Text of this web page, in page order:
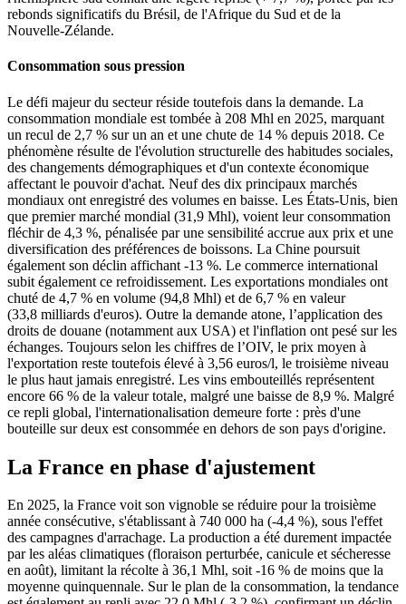
rebonds significatifs du Brésil, de l'Afrique du Sud et de la
Nouvelle-Zélande.
Consommation sous pression
Le défi majeur du secteur réside toutefois dans la demande. La
consommation mondiale est tombée à 208 Mhl en 2025, marquant
un recul de 2,7 % sur un an et une chute de 14 % depuis 2018. Ce
phénomène résulte de l'évolution structurelle des habitudes sociales,
des changements démographiques et d'un contexte économique
affectant le pouvoir d'achat. Neuf des dix principaux marchés
mondiaux ont enregistré des volumes en baisse. Les États-Unis, bien
que premier marché mondial (31,9 Mhl), voient leur consommation
fléchir de 4,3 %, pénalisée par une sensibilité accrue aux prix et une
diversification des préférences de boissons. La Chine poursuit
également son déclin affichant -13 %. Le commerce international
subit également ce refroidissement. Les exportations mondiales ont
chuté de 4,7 % en volume (94,8 Mhl) et de 6,7 % en valeur
(33,8 milliards d'euros). Outre la demande atone, l’application des
droits de douane (notamment aux USA) et l'inflation ont pesé sur les
échanges. Toujours selon les chiffres de l’OIV, le prix moyen à
l'exportation reste toutefois élevé à 3,56 euros/l, le troisième niveau
le plus haut jamais enregistré. Les vins embouteillés représentent
encore 66 % de la valeur totale, malgré une baisse de 8,9 %. Malgré
ce repli global, l'internationalisation demeure forte : près d'une
bouteille sur deux est consommée en dehors de son pays d'origine.
La France en phase d'ajustement
En 2025, la France voit son vignoble se réduire pour la troisième
année consécutive, s'établissant à 740 000 ha (-4,4 %), sous l'effet
des campagnes d'arrachage. La production a été durement impactée
par les aléas climatiques (floraison perturbée, canicule et sécheresse
en août), limitant la récolte à 36,1 Mhl, soit -16 % de moins que la
moyenne quinquennale. Sur le plan de la consommation, la tendance